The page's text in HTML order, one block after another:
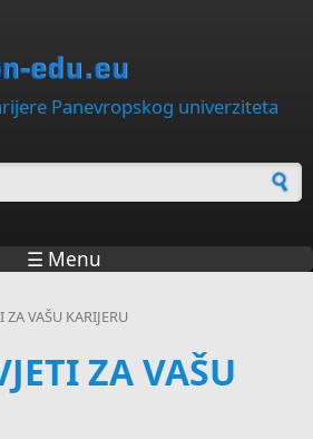
Panevropskog univerziteta
☰ Menu
ZA VAŠU KARIJERU
ZA VAŠU